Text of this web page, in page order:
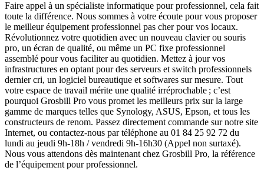
Faire appel à un spécialiste informatique pour professionnel, cela fait
toute la différence. Nous sommes à votre écoute pour vous proposer
le meilleur équipement professionnel pas cher pour vos locaux.
Révolutionnez votre quotidien avec un nouveau clavier ou souris
pro, un écran de qualité, ou même un PC fixe professionnel
assemblé pour vous faciliter au quotidien. Mettez à jour vos
infrastructures en optant pour des serveurs et switch professionnels
dernier cri, un logiciel bureautique et softwares sur mesure. Tout
votre espace de travail mérite une qualité irréprochable ; c’est
pourquoi Grosbill Pro vous promet les meilleurs prix sur la large
gamme de marques telles que Synology, ASUS, Epson, et tous les
constructeurs de renom. Passez directement commande sur notre site
Internet, ou contactez-nous par téléphone au 01 84 25 92 72 du
lundi au jeudi 9h-18h / vendredi 9h-16h30 (Appel non surtaxé).
Nous vous attendons dès maintenant chez Grosbill Pro, la référence
de l’équipement pour professionnel.